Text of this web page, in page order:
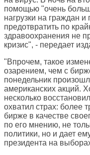
помощью "очень
нагрузки на граждан
предотвратить по
здравоохранения не
кризис", - передает
"Впрочем, такое
озарением, чем с
понедельник
американских акций.
несколько
охватил страх: более
бирже в качестве
по его мнению, не
политики, но и дает
президента на